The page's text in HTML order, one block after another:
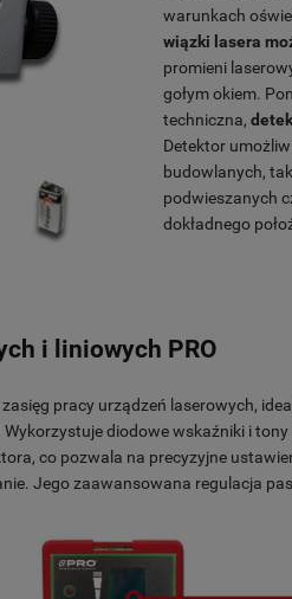
warunkach
wiązki lasera
promieni
gołym okiem.
techniczna,
Detektor
budowlanych,
podwieszanych
dokładnego
i liniowych PRO
pracy urządzeń laserowych,
diodowe wskaźniki i
co pozwala na precyzyjne
Jego zaawansowana regulacja